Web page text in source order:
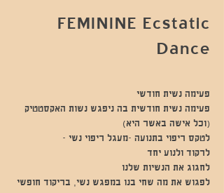
FEMININE Ecstatic
Dance
פעימה נשית חודשית בה ניפגש נשות האקסטטיק